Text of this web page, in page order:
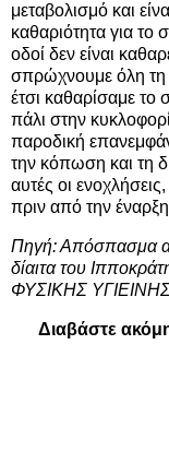
μεταβολισμό και
καθαριότητα για το
οδοί δεν είναι
σπρώχνουμε όλη τη
έτσι καθαρίσαμε το
πάλι στην
παροδική
την κόπωση και τη
αυτές οι
πριν από την έναρξη
Πηγή: Απόσπασμα
δίαιτα του
ΦΥΣΙΚΗΣ
Διαβάστε